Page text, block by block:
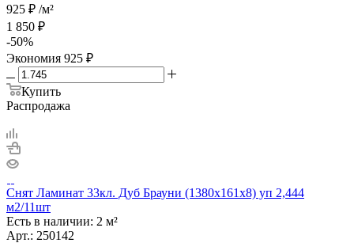
925 ₽ /м²
1 850 ₽
-50%
Экономия 925 ₽
Купить
Распродажа
Снят Ламинат 33кл. Дуб Брауни (1380х161х8) уп 2,444
м2/11шт
Есть в наличии: 2 м²
Арт.: 250142